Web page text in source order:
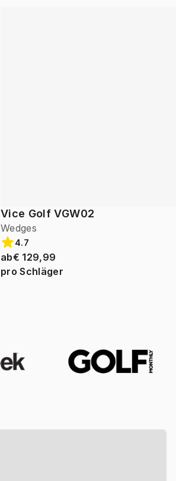
Vice Golf VGW02
Wedges
4.7
ab€ 129,99
pro Schläger